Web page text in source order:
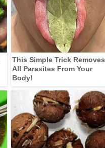
This Simple Trick Removes
All Parasites From Your
Body!